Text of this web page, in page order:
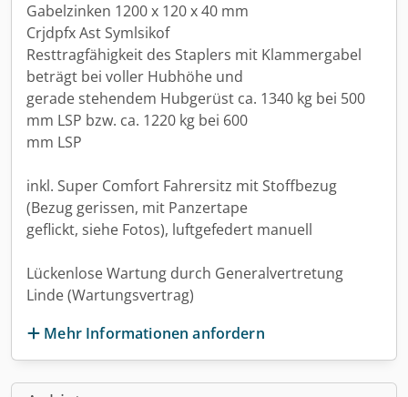
Gabelzinken 1200 x 120 x 40 mm
Crjdpfx Ast Symlsikof
Resttragfähigkeit des Staplers mit Klammergabel
beträgt bei voller Hubhöhe und
gerade stehendem Hubgerüst ca. 1340 kg bei 500
mm LSP bzw. ca. 1220 kg bei 600
mm LSP
inkl. Super Comfort Fahrersitz mit Stoffbezug
(Bezug gerissen, mit Panzertape
geflickt, siehe Fotos), luftgefedert manuell
Lückenlose Wartung durch Generalvertretung
Linde (Wartungsvertrag)
Mehr Informationen anfordern